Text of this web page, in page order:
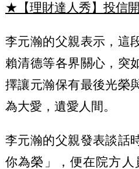
★【理財達人秀】投信
李元瀚的父親表示，這
賴清德等各界關心，突
擇讓元瀚保有最後光榮
為大愛，遺愛人間。
李元瀚的父親發表談話
你為榮」，便在院方